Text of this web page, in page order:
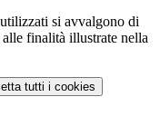
si avvalgono di
finalità illustrate nella
tutti i cookies